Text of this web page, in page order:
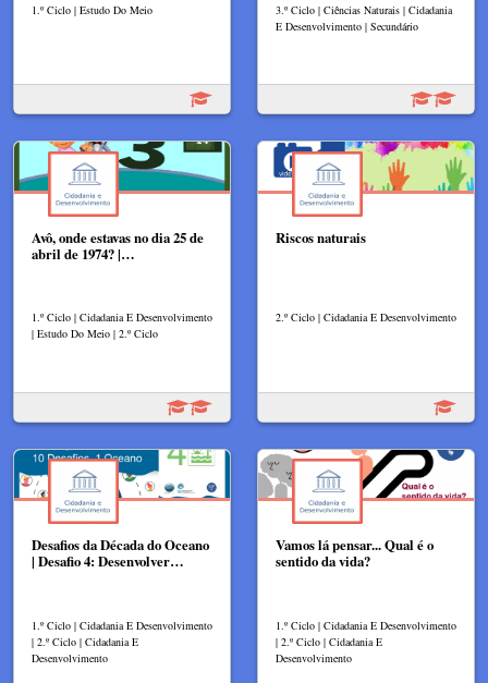
1.º Ciclo | Estudo Do Meio
3.º Ciclo | Ciências Naturais | Cidadania
E Desenvolvimento | Secundário
Avô, onde estavas no dia 25 de
abril de 1974? |…
1.º Ciclo | Cidadania E Desenvolvimento
| Estudo Do Meio | 2.º Ciclo
Riscos naturais
2.º Ciclo | Cidadania E Desenvolvimento
Desafios da Década do Oceano
| Desafio 4: Desenvolver…
1.º Ciclo | Cidadania E Desenvolvimento
| 2.º Ciclo | Cidadania E
Desenvolvimento
Vamos lá pensar... Qual é o
sentido da vida?
1.º Ciclo | Cidadania E Desenvolvimento
| 2.º Ciclo | Cidadania E
Desenvolvimento